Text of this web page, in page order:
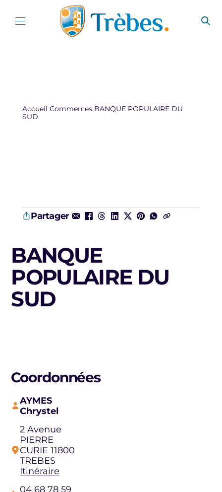
Accueil Commerces BANQUE POPULAIRE DU
SUD
Partager
BANQUE
POPULAIRE DU
SUD
Coordonnées
AYMES
Chrystel
2 Avenue
PIERRE
CURIE 11800
TREBES
Itinéraire
04 68 78 59